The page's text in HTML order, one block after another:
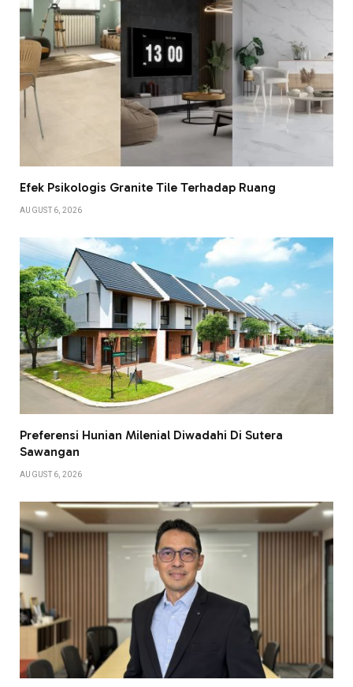
Efek Psikologis Granite Tile Terhadap Ruang
AUGUST 6, 2026
Preferensi Hunian Milenial Diwadahi Di Sutera
Sawangan
AUGUST 6, 2026